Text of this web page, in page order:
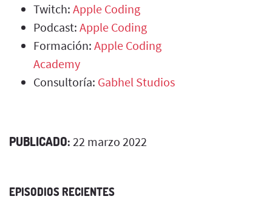
Twitch: Apple Coding
Podcast: Apple Coding
Formación: Apple Coding
Academy
Consultoría: Gabhel Studios
PUBLICADO: 22 marzo 2022
EPISODIOS RECIENTES